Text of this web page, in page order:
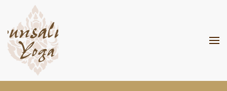
Zum Hauptinhalt springen